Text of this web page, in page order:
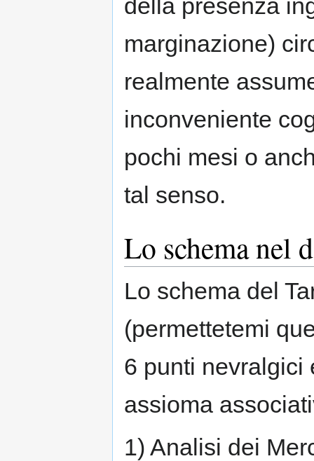
della presenza
marginazione)
realmente
inconveniente
pochi mesi o
tal senso.
Lo schema nel
Lo schema del
(permettetemi
6 punti nevralgici
assioma
1) Analisi dei